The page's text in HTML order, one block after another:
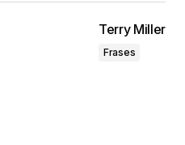
Terry Miller
Frases